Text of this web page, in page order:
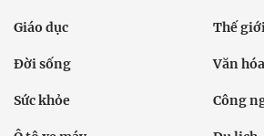
Giáo dục Thế
Đời sống Văn
Sức khỏe Công